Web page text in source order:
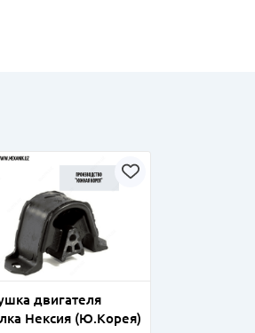
двигателя
Нексия (Ю.Корея)